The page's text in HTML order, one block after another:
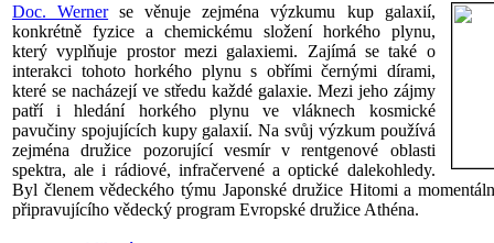
Doc. Wernerse věnuje zejména výzkumu kup galaxií,
konkrétně fyzice a chemickému složení horkého plynu,
který vyplňuje prostor mezi galaxiemi. Zajímá se také o
interakci tohoto horkého plynu s obřími černými dírami,
které se nacházejí ve středu každé galaxie. Mezi jeho zájmy
patří i hledání horkého plynu ve vláknech kosmické
pavučiny spojujících kupy galaxií. Na svůj výzkum používá
zejména družice pozorující vesmír v rentgenové oblasti
spektra, ale i rádiové, infračervené a optické dalekohledy.
Byl členem vědeckého týmu Japonské družice Hitomi a
připravujícího vědecký program Evropské družice Athéna.